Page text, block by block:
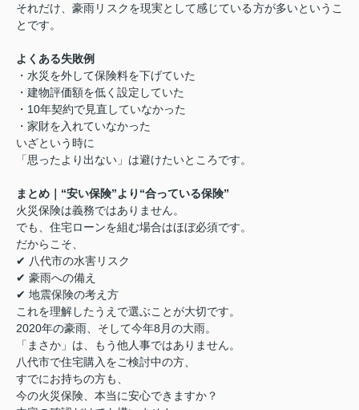
それだけ、豪雨リスクを現実として感じている方が多いというこ
とです。
よくある失敗例
・水災を外して保険料を下げていた
・建物評価額を低く設定していた
・10年契約で見直していなかった
・家財を入れていなかった
いざという時に
「思ったより出ない」は避けたいところです。
まとめ｜“安い保険”より“合っている保険”
火災保険は義務ではありません。
でも、住宅ローンを組む場合はほぼ必須です。
だからこそ、
✔ 八代市の水害リスク
✔ 豪雨への備え
✔ 地震保険の考え方
これを理解したうえで選ぶことが大切です。
2020年の豪雨、そして今年8月の大雨。
「まさか」は、もう他人事ではありません。
八代市で住宅購入をご検討中の方、
すでにお持ちの方も、
今の火災保険、本当に安心できますか？